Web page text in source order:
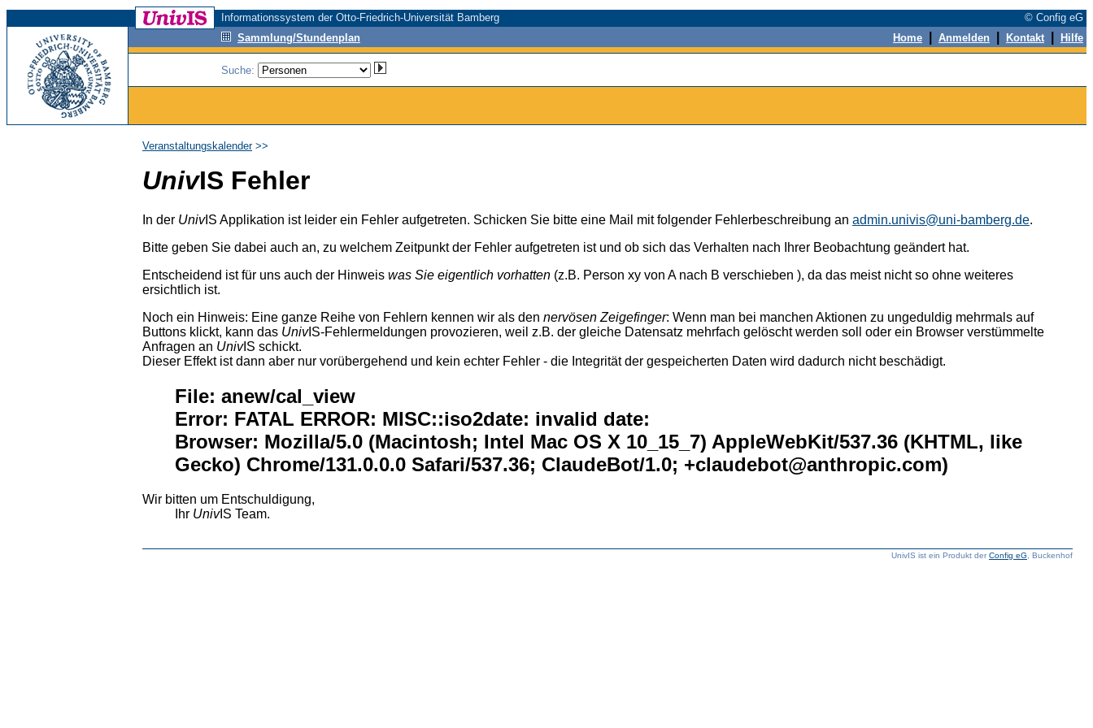
Informationssystem der Otto-Friedrich-Universität Bamberg
© Config eG
Sammlung/Stundenplan
Home Anmelden Kontakt Hilfe
Suche:
Veranstaltungskalender>>
UnivIS Fehler
In der UnivIS Applikation ist leider ein Fehler aufgetreten. Schicken Sie bitte eine Mail mit folgender Fehlerbeschreibung an admin.univis@uni-bamberg.de.
Bitte geben Sie dabei auch an, zu welchem Zeitpunkt der Fehler aufgetreten ist und ob sich das Verhalten nach Ihrer Beobachtung geändert hat.
Entscheidend ist für uns auch der Hinweis was Sie eigentlich vorhatten (z.B. Person xy von A nach B verschieben ), da das meist nicht so ohne weiteres
ersichtlich ist.
Noch ein Hinweis: Eine ganze Reihe von Fehlern kennen wir als den nervösen Zeigefinger: Wenn man bei manchen Aktionen zu ungeduldig mehrmals auf
Buttons klickt, kann das UnivIS-Fehlermeldungen provozieren, weil z.B. der gleiche Datensatz mehrfach gelöscht werden soll oder ein Browser verstümmelte
Anfragen an UnivIS schickt.
Dieser Effekt ist dann aber nur vorübergehend und kein echter Fehler - die Integrität der gespeicherten Daten wird dadurch nicht beschädigt.
File: anew/cal_view
Error: FATAL ERROR: MISC::iso2date: invalid date:
Browser: Mozilla/5.0 (Macintosh; Intel Mac OS X 10_15_7) AppleWebKit/537.36 (KHTML, like
Gecko) Chrome/131.0.0.0 Safari/537.36; ClaudeBot/1.0; +claudebot@anthropic.com)
Wir bitten um Entschuldigung,
Ihr UnivIS Team.
UnivIS ist ein Produkt derConfig eG , Buckenhof